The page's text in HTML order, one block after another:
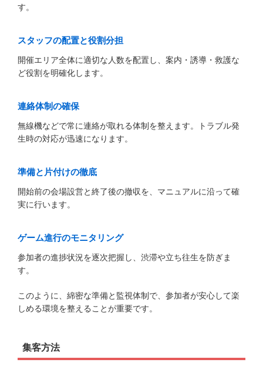
す。
スタッフの配置と役割分担
開催エリア全体に適切な人数を配置し、案内・誘導・救護な
ど役割を明確化します。
連絡体制の確保
無線機などで常に連絡が取れる体制を整えます。トラブル発
生時の対応が迅速になります。
準備と片付けの徹底
開始前の会場設営と終了後の撤収を、マニュアルに沿って確
実に行います。
ゲーム進行のモニタリング
参加者の進捗状況を逐次把握し、渋滞や立ち往生を防ぎま
す。
このように、綿密な準備と監視体制で、参加者が安心して楽
しめる環境を整えることが重要です。
集客方法